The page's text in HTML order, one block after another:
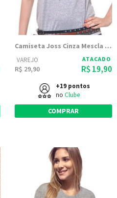
Camiseta Joss Cinza Mescla Estampada Take Me To
VAREJO
R$ 29,90
ATACADO
R$ 19,90
+19 pontos
no Clube
COMPRAR